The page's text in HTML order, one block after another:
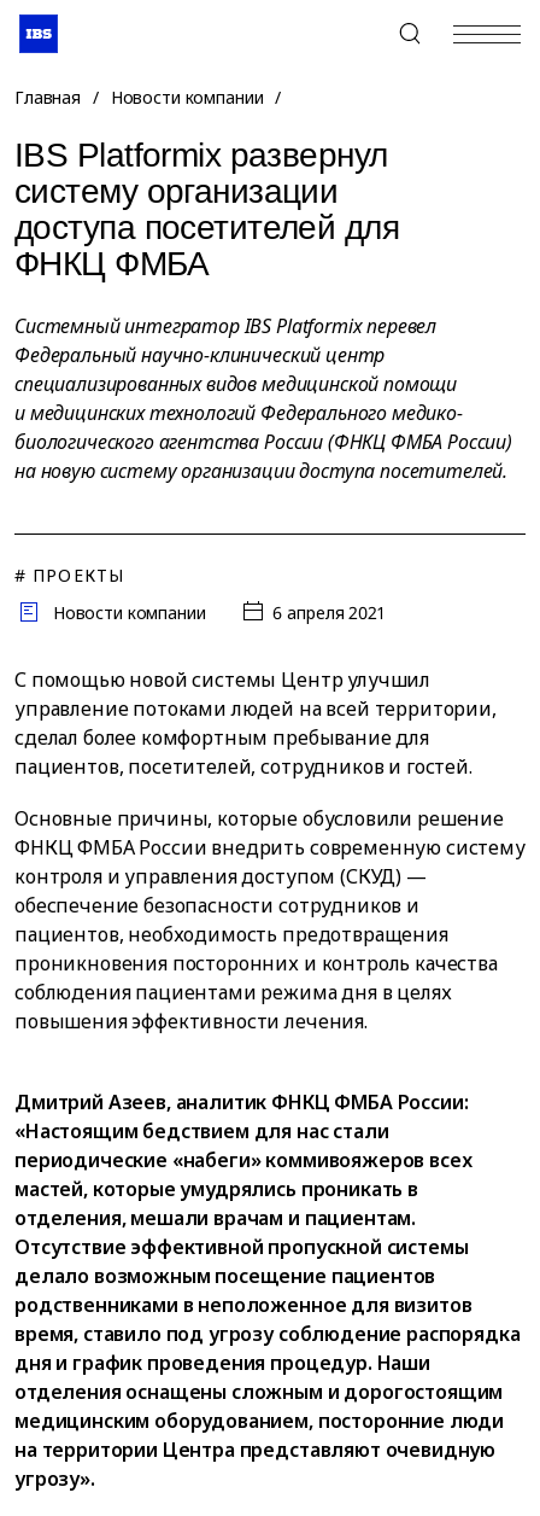
+7 (495) 967-80-80
Главная / Новости компании /
IBS Platformix развернул
систему организации
доступа посетителей для
ФНКЦ ФМБА
Системный интегратор IBS Platformix перевел
Федеральный научно-клинический центр
специализированных видов медицинской помощи
и медицинских технологий Федерального медико-
биологического агентства России (ФНКЦ ФМБА России)
на новую систему организации доступа посетителей.
# ПРОЕКТЫ
Новости компании
6 апреля 2021
С помощью новой системы Центр улучшил
управление потоками людей на всей территории,
сделал более комфортным пребывание для
пациентов, посетителей, сотрудников и гостей.
Основные причины, которые обусловили решение
ФНКЦ ФМБА России внедрить современную систему
контроля и управления доступом (СКУД) —
обеспечение безопасности сотрудников и
пациентов, необходимость предотвращения
проникновения посторонних и контроль качества
соблюдения пациентами режима дня в целях
повышения эффективности лечения.
Дмитрий Азеев, аналитик ФНКЦ ФМБА России:
«Настоящим бедствием для нас стали
периодические «набеги» коммивояжеров всех
мастей, которые умудрялись проникать в
отделения, мешали врачам и пациентам.
Отсутствие эффективной пропускной системы
делало возможным посещение пациентов
родственниками в неположенное для визитов
время, ставило под угрозу соблюдение распорядка
дня и график проведения процедур. Наши
отделения оснащены сложным и дорогостоящим
медицинским оборудованием, посторонние люди
на территории Центра представляют очевидную
угрозу».